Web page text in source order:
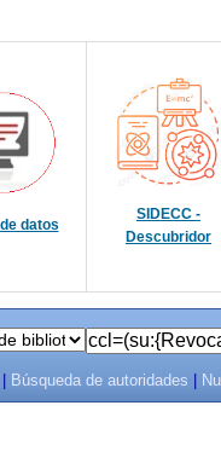
datos
SIDECC -
Descubridor
Búsqueda de autoridades